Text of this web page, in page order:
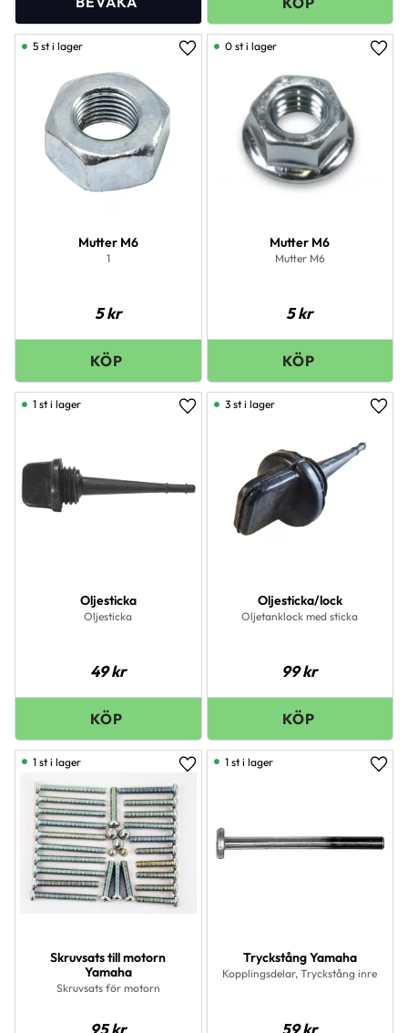
Mutter M6
1
5kr
Lägg till i favoriter
5 st i lager
Mutter M6
Mutter M6
5kr
0 st i lager
Oljesticka
Oljesticka
49kr
Lägg till i favoriter
1 st i lager
Oljesticka/lock
Oljetanklock med sticka
99kr
3 st i lager
Skruvsats till motorn
Yamaha
Skruvsats för motorn
95kr
Lägg till i favoriter
1 st i lager
Tryckstång Yamaha
Kopplingsdelar, Tryckstång inre
59kr
1 st i lager